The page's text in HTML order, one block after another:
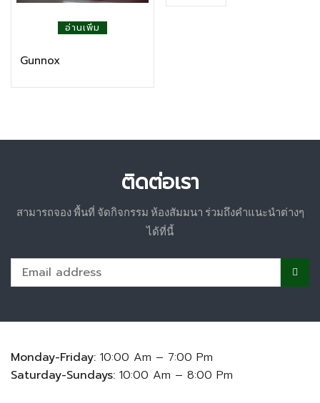
อ่านเพิ่ม
Gunnox
ติดต่อเรา
สามารถจอง พื้นที่ จัดกิจกรรม ห้องสัมมนา ร่วมถึงคำแนะนำต่างๆ
ได้ที่นี้
Monday-Friday: 10:00 Am – 7:00 Pm
Saturday-Sundays: 10:00 Am – 8:00 Pm